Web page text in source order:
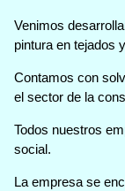
Venimos
pintura en tejados
Contamos con
el sector de la
Todos nuestros
social.
La empresa se